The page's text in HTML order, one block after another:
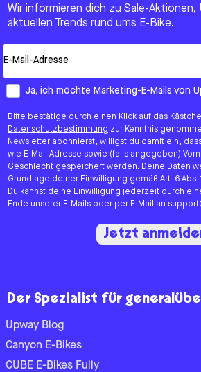
Wir informieren dich zu Sale-Aktionen,
aktuellen Trends rund ums E-Bike.
How would you like to hear from us?
Ja, ich möchte Marketing-E-Mails von
Bitte bestätige durch einen Klick auf das
Datenschutzbestimmung zur Kenntnis
Newsletter abonnierst, willigst du damit ein,
wie E-Mail Adresse sowie (falls angegeben)
Geschlecht gespeichert werden. Deine Daten
Grundlage deiner Einwilligung gemäß Art. 6 Abs.
Du kannst deine Einwilligung jederzeit durch
Ende unserer E-Mails oder per E-Mail an
Jetzt
Der Spezialist für
Upway Blog
Canyon E-Bikes
CUBE E-Bikes Fully